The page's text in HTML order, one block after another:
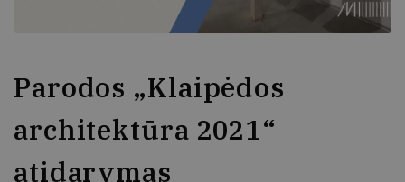
Parodos „Klaipėdos
architektūra 2021“
atidarymas